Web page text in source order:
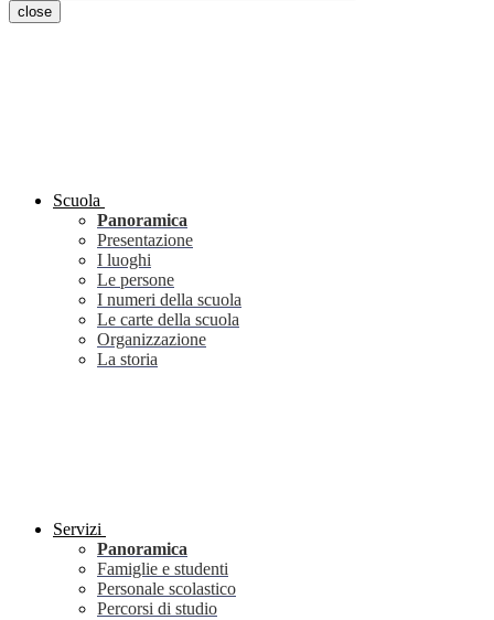
close
Scuola
Panoramica
Presentazione
I luoghi
Le persone
I numeri della scuola
Le carte della scuola
Organizzazione
La storia
Servizi
Panoramica
Famiglie e studenti
Personale scolastico
Percorsi di studio